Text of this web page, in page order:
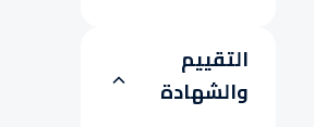
التقييم
والشهادة